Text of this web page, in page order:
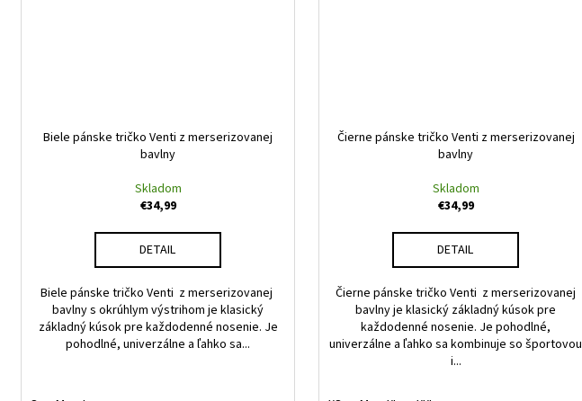
Biele pánske tričko Venti z merserizovanej
bavlny
Skladom
€34,99
DETAIL
Biele pánske tričko Venti z merserizovanej
bavlny s okrúhlym výstrihom je klasický
základný kúsok pre každodenné nosenie. Je
pohodlné, univerzálne a ľahko sa...
Čierne pánske tričko Venti z merserizovanej
bavlny
Skladom
€34,99
DETAIL
Čierne pánske tričko Venti z merserizovanej
bavlny je klasický základný kúsok pre
každodenné nosenie. Je pohodlné,
univerzálne a ľahko sa kombinuje so športovou
i...